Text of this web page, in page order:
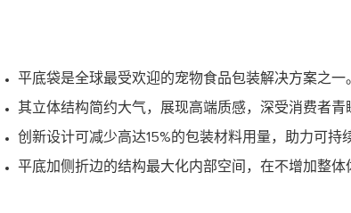
平底袋是全球最受欢迎的宠物食品包装解决方案之一
其立体结构简约大气，展现高端质感，深受消费者青
创新设计可减少高达15%的包装材料用量，助力可持
平底加侧折边的结构最大化内部空间，在不增加整体